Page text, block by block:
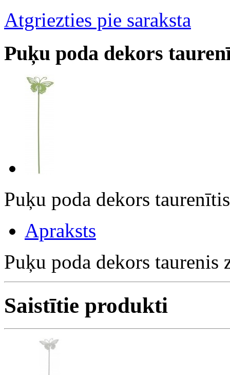
Atgriezties pie saraksta
Puķu poda dekors
Puķu poda dekors
Apraksts
Puķu poda dekors taurenis
Saistītie produkti